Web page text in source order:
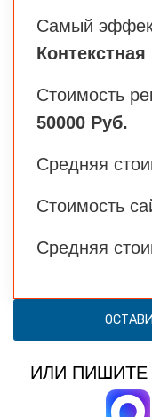
Самый
Стоимость
50000 Руб.
Средняя
Стоимость
Средняя
ИЛИ